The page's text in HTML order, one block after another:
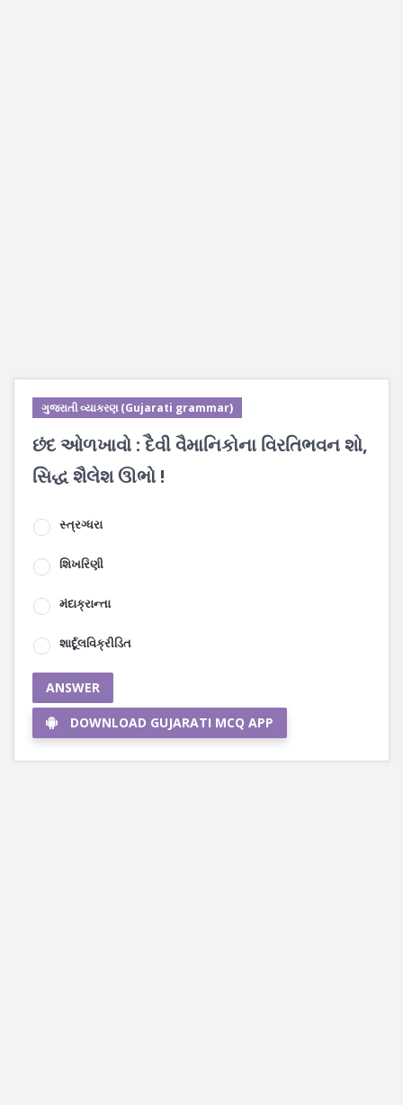
ગુજરાતી વ્યાકરણ (Gujarati grammar)
છંદ ઓળખાવો : દૈવી વૈમાનિકોના વિરતિભવન શો,
સિદ્ધ શૈલેશ ઊભો !
સ્ત્રગ્ધરા
શિખરિણી
મંદાક્રાન્તા
શાર્દૂલવિક્રીડિત
ANSWER
DOWNLOAD GUJARATI MCQ APP